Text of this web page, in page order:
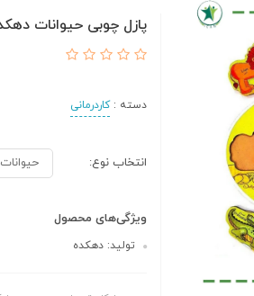
پازل چوبی حیوانات
دسته :کاردرمانی
انتخاب نوع:
ویژگی‌های محصول
تولید: دهکده